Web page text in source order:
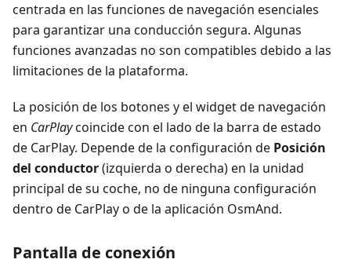
centrada en las funciones de navegación esenciales
para garantizar una conducción segura. Algunas
funciones avanzadas no son compatibles debido a las
limitaciones de la plataforma.
La posición de los botones y el widget de navegación
en CarPlaycoincide con el lado de la barra de estado
de CarPlay. Depende de la configuración de Posición
del conductor(izquierda o derecha) en la unidad
principal de su coche, no de ninguna configuración
dentro de CarPlay o de la aplicación OsmAnd.
Pantalla de conexión